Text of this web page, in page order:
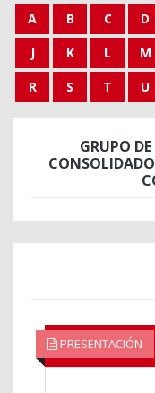
A B C D
J
K L M
R
S T U
GRUPO
PRESENTACIÓN